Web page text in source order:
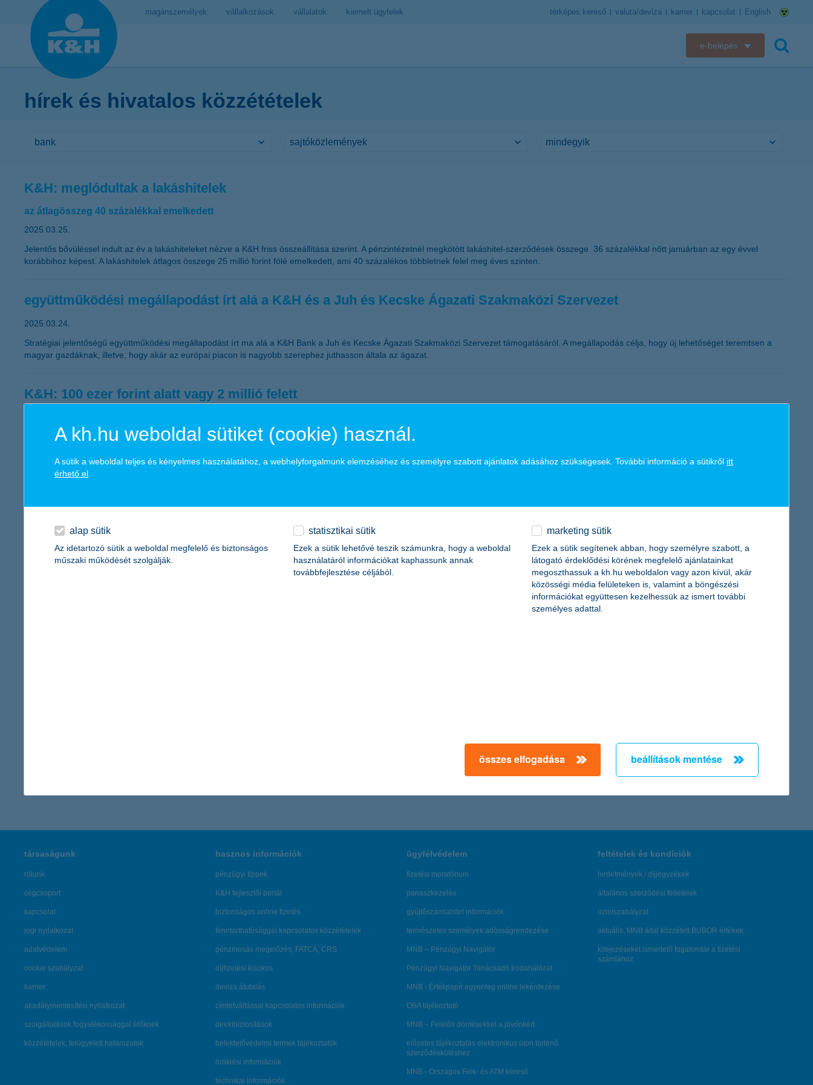
magánszemélyek vállalkozások vállalatok kiemelt ügyfelek térképes kereső valuta/deviza karrier kapcsolat English
e-belépés
K&H e-kártyafelület
hírek és hivatalos közzétételek
K&H: meglódultak a lakáshitelek
az átlagösszeg 40 százalékkal emelkedett
2025.03.25.
Jelentős bővüléssel indult az év a lakáshiteleket nézve a K&H friss összeállítása szerint. A pénzintézetnél megkötött lakáshitel-szerződések összege 36 százalékkal nőtt januárban az egy évvel
korábbihoz képest. A lakáshitelek átlagos összege 25 millió forint fölé emelkedett, ami 40 százalékos többletnek felel meg éves szinten.
együttműködési megállapodást írt alá a K&H és a Juh és Kecske Ágazati Szakmaközi Szervezet
2025.03.24.
Stratégiai jelentőségű együttműködési megállapodást írt ma alá a K&H Bank a Juh és Kecske Ágazati Szakmaközi Szervezet támogatásáról. A megállapodás célja, hogy új lehetőséget teremtsen a
magyar gazdáknak, illetve, hogy akár az európai piacon is nagyobb szerephez juthasson általa az ágazat.
K&H: 100 ezer forint alatt vagy 2 millió felett
2025.03.21.
index. Az érintett 19-29 évesek többsége – 63 százaléka – maximum hat hónapig tudná finanszírozni az életét bevétel nélkül.
K&H: a fiatalok jelentősen csökkenthetik digitális rezsijüket, ha tudatosak
nagyon sok tétel merülhet fel
2025.03.19.
Ma már a digitális rezsi mindenkit érint kisebb vagy nagyobb mértékben, különösen igaz ez a fiatalokra, diákokra. Kiemelten fontos a tudatosság ezen a téren, például a kedvezmények kihasználása,
amellyel évente akár több tízezer forint is megtakarítható – közölte a K&H, az általa szervezett Vigyázz, kész, pénz! pénzügyi vetélkedő középdöntője apropóján. Ismerteti azt is, hogy mennyit költenek
← Első Előző Következő utolsó →
társaságunk
rólunk
cégcsoport
kapcsolat
jogi nyilatkozat
adatvédelem
cookie szabályzat
karrier
akadálymentesítési nyilatkozat
szolgáltatások fogyatékossággal élőknek
közzétételek, felügyeleti határozatok
hasznos információk
pénzügyi tippek
K&H fejlesztői portál
biztonságos online fizetés
fenntarthatósággal kapcsolatos közzétételek
pénzmosás megelőzés, FATCA, CRS
díjfizetési kisokos
deviza átutalás
címletváltással kapcsolatos információk
direktbiztosítások
befektetővédelmi termék tájékoztatók
öröklési információk
technikai információk
ügyfélvédelem
fizetési moratórium
panaszkezelés
gyűjtőszámlahitel információk
természetes személyek adósságrendezése
MNB – Pénzügyi Navigátor
Pénzügyi Navigátor Tanácsadó Irodahálózat
MNB - Értékpapír egyenleg online lekérdezése
OBA tájékoztató
MNB – Felelős döntésekkel a jövőnkért
előzetes tájékoztatás elektronikus úton történő
szerződéskötéshez
MNB - Országos Fiók- és ATM kereső
feltételek és kondíciók
hirdetmények / díjjegyzékek
általános szerződési feltételek
üzletszabályzat
aktuális, MNB által közzétett BUBOR értékek
kifejezéseket ismertető fogalomtár a fizetési
számlához
A kh.hu weboldal sütiket (cookie) használ.
A sütik a weboldal teljes és kényelmes használatához, a webhelyforgalmunk elemzéséhez és személyre szabott ajánlatok adásához szükségesek. További információ a sütikről itt
érhető el
alap sütik
Az idetartozó sütik a weboldal megfelelő és biztonságos
műszaki működését szolgálják.
statisztikai sütik
Ezek a sütik lehetővé teszik számunkra, hogy a weboldal
használatáról információkat kaphassunk annak
továbbfejlesztése céljából.
marketing sütik
Ezek a sütik segítenek abban, hogy személyre szabott, a
látogató érdeklődési körének megfelelő ajánlatainkat
megoszthassuk a kh.hu weboldalon vagy azon kívül, akár
közösségi média felületeken is, valamint a böngészési
információkat együttesen kezelhessük az ismert további
személyes adattal.
összes elfogadása beállítások mentése